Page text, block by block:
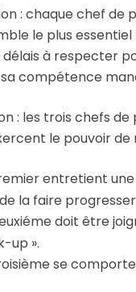
: chaque chef
le plus
à respecter
compétence
: les trois chefs
le pouvoir de
entretient
la faire
doit être
up ».
se